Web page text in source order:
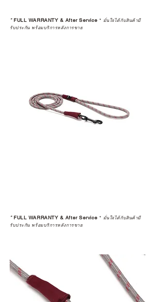
*FULL WARRANTY & After Service * มั่นใจได้กับสินค้ามี
รับประกัน พร้อมบริการหลังการขาย
*FULL WARRANTY & After Service * มั่นใจได้กับสินค้ามี
รับประกัน พร้อมบริการหลังการขาย